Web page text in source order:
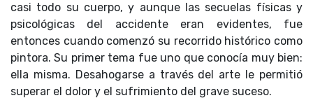
casi todo su cuerpo, y aunque las secuelas físicas y
psicológicas del accidente eran evidentes, fue
entonces cuando comenzó su recorrido histórico como
pintora. Su primer tema fue uno que conocía muy bien:
ella misma. Desahogarse a través del arte le permitió
superar el dolor y el sufrimiento del grave suceso.